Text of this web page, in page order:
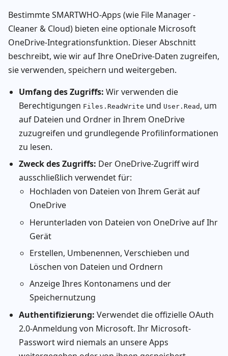
Bestimmte SMARTWHO-Apps (wie File Manager -
Cleaner & Cloud) bieten eine optionale Microsoft
OneDrive-Integrationsfunktion. Dieser Abschnitt
beschreibt, wie wir auf Ihre OneDrive-Daten zugreifen,
sie verwenden, speichern und weitergeben.
Umfang des Zugriffs: Wir verwenden die
Berechtigungen Files.ReadWrite und User.Read , um
auf Dateien und Ordner in Ihrem OneDrive
zuzugreifen und grundlegende Profilinformationen
zu lesen.
Zweck des Zugriffs: Der OneDrive-Zugriff wird
ausschließlich verwendet für:
Hochladen von Dateien von Ihrem Gerät auf
OneDrive
Herunterladen von Dateien von OneDrive auf Ihr
Gerät
Erstellen, Umbenennen, Verschieben und
Löschen von Dateien und Ordnern
Anzeige Ihres Kontonamens und der
Speichernutzung
Authentifizierung: Verwendet die offizielle OAuth
2.0-Anmeldung von Microsoft. Ihr Microsoft-
Passwort wird niemals an unsere Apps